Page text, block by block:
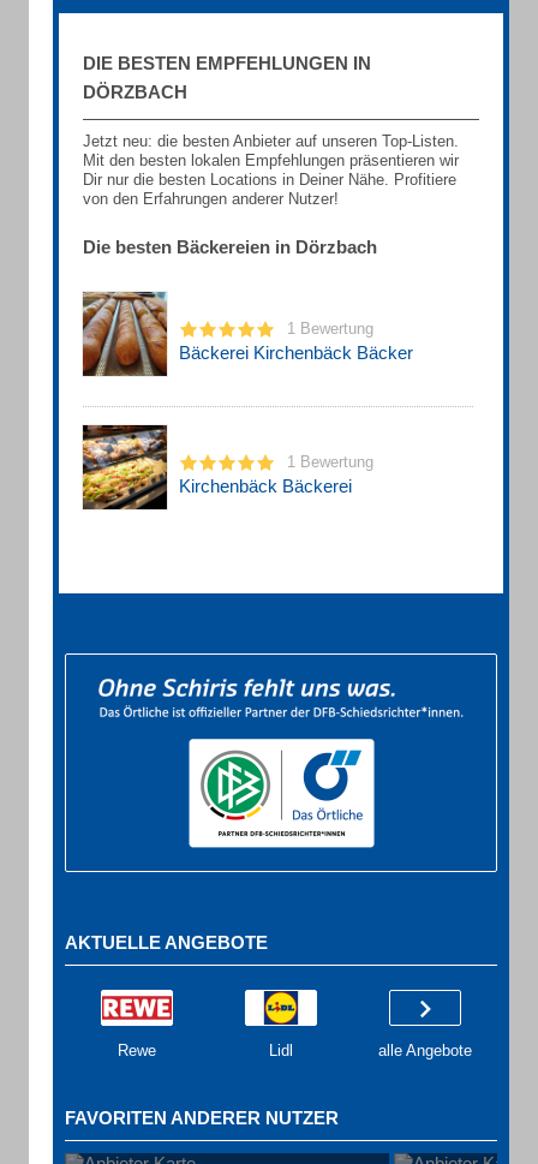
DIE BESTEN EMPFEHLUNGEN IN
DÖRZBACH
Jetzt neu: die besten Anbieter auf unseren Top-Listen.
Mit den besten lokalen Empfehlungen präsentieren wir
Dir nur die besten Locations in Deiner Nähe. Profitiere
von den Erfahrungen anderer Nutzer!
Die besten Bäckereien in Dörzbach
1 Bewertung
Bäckerei Kirchenbäck Bäcker
1 Bewertung
Kirchenbäck Bäckerei
AKTUELLE ANGEBOTE
Rewe Lidl alle Angebote
FAVORITEN ANDERER NUTZER